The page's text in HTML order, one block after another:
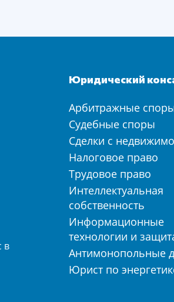
в
Юридический
Арбитражные
Судебные споры
Сделки с
Налоговое право
Трудовое право
Интеллектуальная
собственность
Информационные
технологии и
Антимонопольные
Юрист по